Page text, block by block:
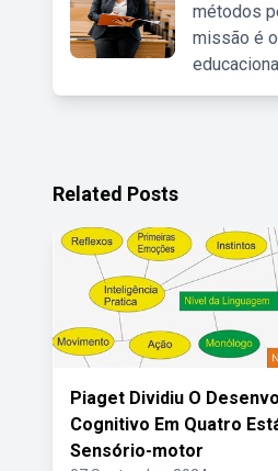
métodos
missão é
Related Posts
Piaget Dividiu O
Cognitivo Em Quatro
Sensório-motor